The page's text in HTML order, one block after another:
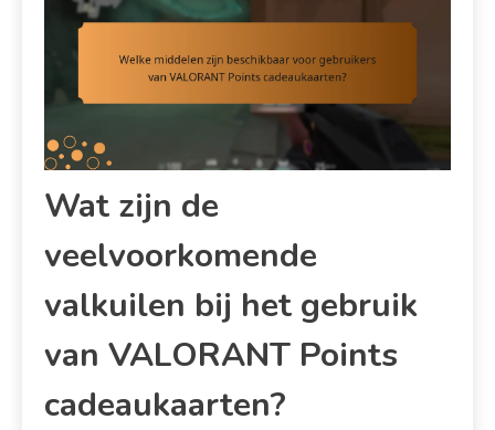
Wat zijn de
veelvoorkomende
valkuilen bij het gebruik
van VALORANT Points
cadeaukaarten?